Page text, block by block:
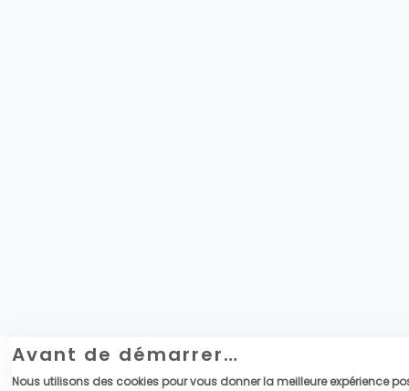
Avant de démarrer…
Nous utilisons des cookies pour vous donner la meilleure expérience